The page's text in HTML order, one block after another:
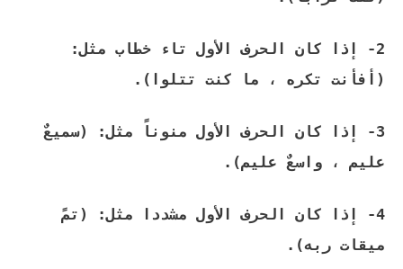
2- إذا كان الحرف الأول تاء خطاب مثل:
(أفأنت تكره ، ما كنت تتلوا).
3- إذا كان الحرف الأول منوناً مثل: (سميعٌ
عليم ، واسعٌ عليم).
4- إذا كان الحرف الأول مشددا مثل: (تمً
ميقات ربه).